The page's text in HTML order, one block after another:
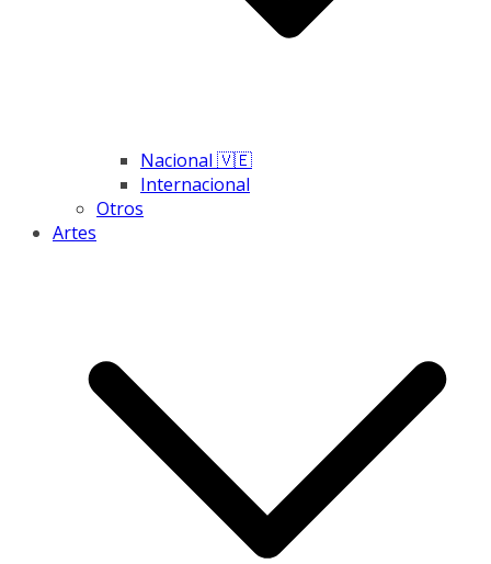
Nacional 🇻🇪
Internacional
Otros
Artes